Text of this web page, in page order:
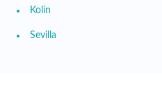
Kolín
Sevilla